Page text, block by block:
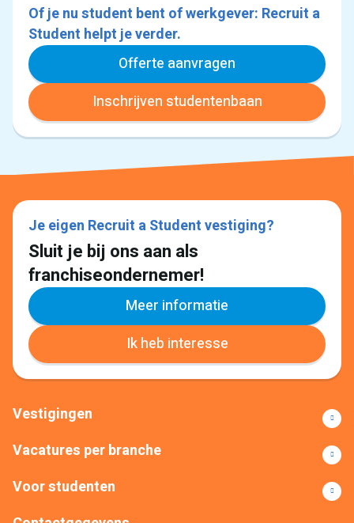
Of je nu student bent of werkgever: Recruit a
Student helpt je verder.
Offerte aanvragen
Inschrijven studentenbaan
Je eigen Recruit a Student vestiging?
Sluit je bij ons aan als
franchiseondernemer!
Meer informatie
Ik heb interesse
Vestigingen
Vacatures per branche
Voor studenten